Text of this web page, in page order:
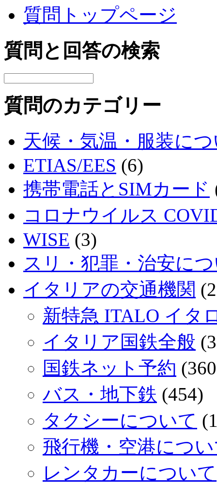
質問トップページ
質問と回答の検索
質問のカテゴリー
天候・気温・服装に
ETIAS/EES (6)
携帯電話とSIMカード
コロナウイルス
WISE (3)
スリ・犯罪・治安に
イタリアの交通機関
新特急 ITALO イタ
イタリア国鉄全般
国鉄ネット予約
バス・地下鉄 (454)
タクシーについて
飛行機・空港につ
レンタカーについて